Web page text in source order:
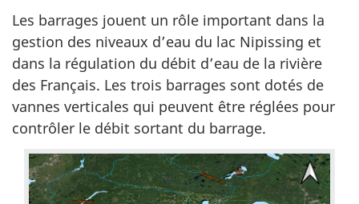
Les barrages jouent un rôle important dans la
gestion des niveaux d’eau du lac Nipissing et
dans la régulation du débit d’eau de la rivière
des Français. Les trois barrages sont dotés de
vannes verticales qui peuvent être réglées pour
contrôler le débit sortant du barrage.